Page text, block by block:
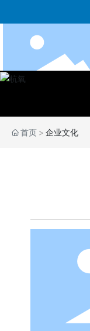
首页 企业文化